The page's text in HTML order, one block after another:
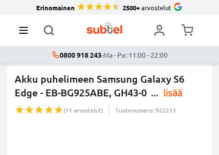
Erinomainen 2500+arvostelut
0800 918 243·Ma - Pe: 11:00 - 22:00
Akku puhelimeen Samsung Galaxy S6
Edge - EB-BG925ABE, GH43-0 ... lisää
(11 arvostelut) Tuotenumero: 922213